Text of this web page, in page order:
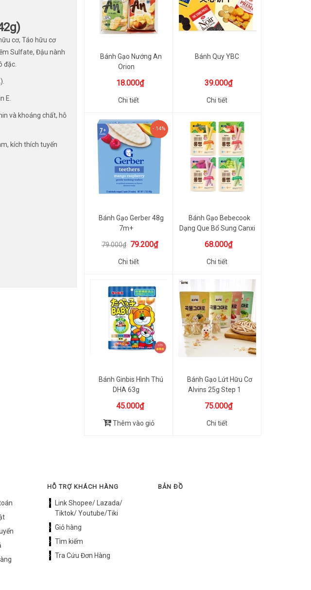
cơ, Táo hữu cơ
Sulfate, Đậu nành
đặc.
E.
và khoáng chất, hỗ
kích thích tuyến
Bánh Gạo Nướng An
Orion
18.000₫
Chi tiết
Bánh Quy YBC
39.000₫
Chi tiết
- 14%
Bánh Gạo Gerber 48g
7m+
79.000₫ 79.200₫
Chi tiết
Bánh Gạo Bebecook
Dạng Que Bổ Sung Canxi
68.000₫
Chi tiết
Bánh Ginbis Hình Thú
DHA 63g
45.000₫
Thêm vào giỏ
Bánh Gạo Lứt Hữu Cơ
Alvins 25g Step 1
75.000₫
Chi tiết
HỖ TRỢ KHÁCH HÀNG
Link Shopee/ Lazada/
Tiktok/ Youtube/Tiki
Giỏ hàng
Tìm kiếm
Tra Cứu Đơn Hàng
BẢN ĐỒ